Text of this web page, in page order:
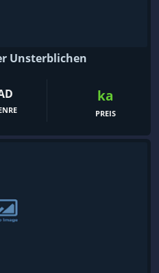
Unsterblichen
ka
PREIS